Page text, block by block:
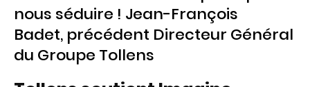
nous séduire ! Jean-François
Badet, précédent Directeur Général
du Groupe Tollens